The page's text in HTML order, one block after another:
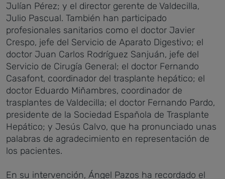
Julían Pérez; y el director gerente de Valdecilla,
Julio Pascual. También han participado
profesionales sanitarios como el doctor Javier
Crespo, jefe del Servicio de Aparato Digestivo; el
doctor Juan Carlos Rodríguez Sanjuán, jefe del
Servicio de Cirugía General; el doctor Fernando
Casafont, coordinador del trasplante hepático; el
doctor Eduardo Miñambres, coordinador de
trasplantes de Valdecilla; el doctor Fernando Pardo,
presidente de la Sociedad Española de Trasplante
Hepático; y Jesús Calvo, que ha pronunciado unas
palabras de agradecimiento en representación de
los pacientes.
En su intervención, Ángel Pazos ha recordado el